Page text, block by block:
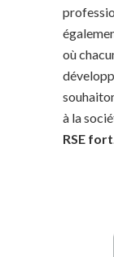
où
à la
RSE fort